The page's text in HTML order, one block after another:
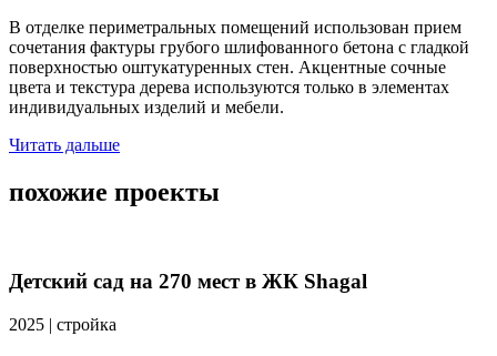
В отделке периметральных помещений использован прием
сочетания фактуры грубого шлифованного бетона с гладкой
поверхностью оштукатуренных стен. Акцентные сочные
цвета и текстура дерева используются только в элементах
индивидуальных изделий и мебели.
Читать дальше
похожие проекты
Детский сад на 270 мест в ЖК Shagal
2025 | стройка